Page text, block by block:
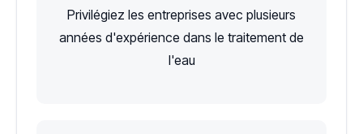
Privilégiez les entreprises avec plusieurs
années d'expérience dans le traitement de
l'eau